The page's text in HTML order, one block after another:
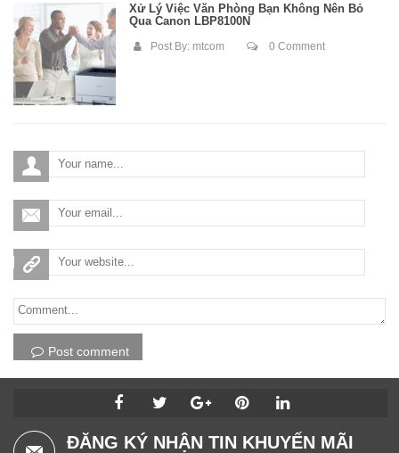
Xử Lý Việc Văn Phòng Bạn Không Nên Bỏ
Qua Canon LBP8100N
Post By: mtcom 0 Comment
Post comment
ĐĂNG KÝ NHẬN TIN KHUYẾN MÃI